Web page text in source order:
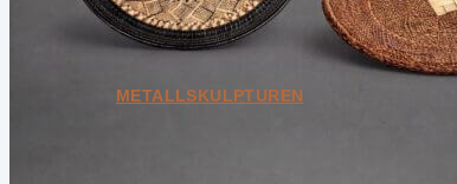
Unikate
METALLSKULPTUREN